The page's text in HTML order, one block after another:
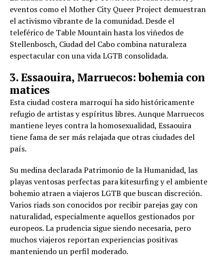
eventos como el Mother City Queer Project demuestran
el activismo vibrante de la comunidad. Desde el
teleférico de Table Mountain hasta los viñedos de
Stellenbosch, Ciudad del Cabo combina naturaleza
espectacular con una vida LGTB consolidada.
3. Essaouira, Marruecos: bohemia con
matices
Esta ciudad costera marroquí ha sido históricamente
refugio de artistas y espíritus libres. Aunque Marruecos
mantiene leyes contra la homosexualidad, Essaouira
tiene fama de ser más relajada que otras ciudades del
país.
Su medina declarada Patrimonio de la Humanidad, las
playas ventosas perfectas para kitesurfing y el ambiente
bohemio atraen a viajeros LGTB que buscan discreción.
Varios riads son conocidos por recibir parejas gay con
naturalidad, especialmente aquellos gestionados por
europeos. La prudencia sigue siendo necesaria, pero
muchos viajeros reportan experiencias positivas
manteniendo un perfil moderado.